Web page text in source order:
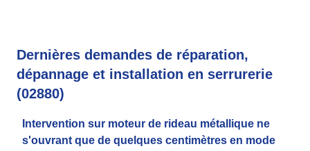
Dernières demandes de réparation,
dépannage et installation en serrurerie
(02880)
Intervention sur moteur de rideau métallique ne
s'ouvrant que de quelques centimètres en mode